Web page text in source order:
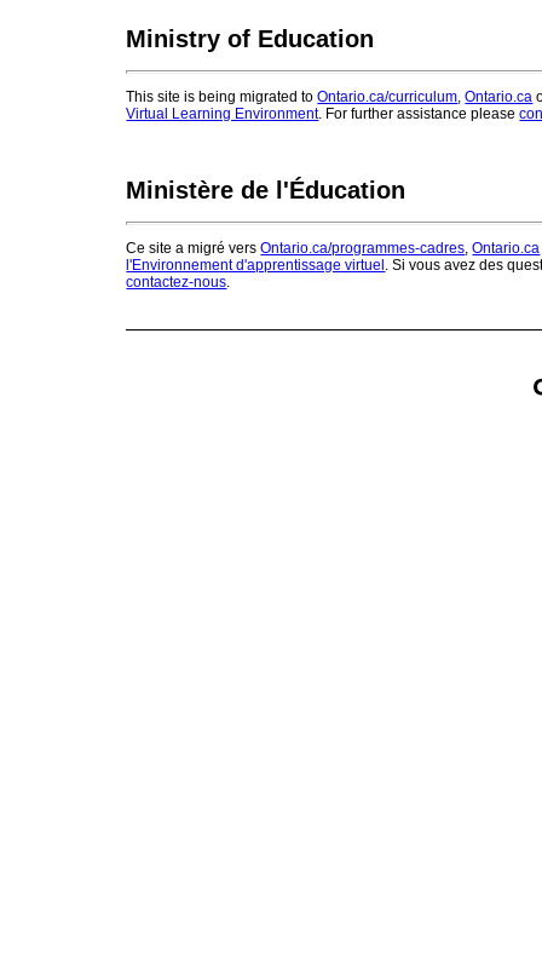
Ministry of Education
This site is being migrated toOntario.ca/curriculum ,Ontario.ca
Virtual Learning Environment. For further assistance please
Ministère de l'Éducation
Ce site a migré versOntario.ca/programmes-cadres ,Ontario.ca
l'Environnement d'apprentissage virtuel . Si vous avez des
contactez-nous